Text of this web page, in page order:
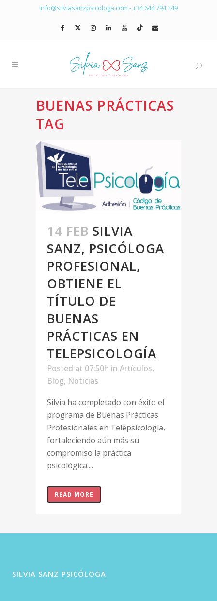
info@silviasanzpsicologa.com -+34 644 794 349
BUENAS PRÁCTICAS
TAG
14 FEB SILVIA
SANZ, PSICÓLOGA
PROFESIONAL,
OBTIENE EL
TÍTULO DE
BUENAS
PRÁCTICAS EN
TELEPSICOLOGÍA
Posted at 07:50h in Artículos,
Blog, Noticias
Silvia ha completado con éxito el
programa de Buenas Prácticas
Profesionales en Telepsicología,
fortaleciendo aún más su
compromiso la práctica
psicológica....
READ MORE
SILVIA SANZ PSICÓLOGA